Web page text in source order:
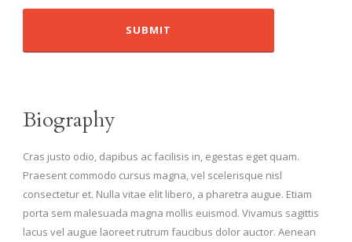
Biography
Cras justo odio, dapibus ac facilisis in, egestas eget quam.
Praesent commodo cursus magna, vel scelerisque nisl
consectetur et. Nulla vitae elit libero, a pharetra augue. Etiam
porta sem malesuada magna mollis euismod. Vivamus sagittis
lacus vel augue laoreet rutrum faucibus dolor auctor. Aenean